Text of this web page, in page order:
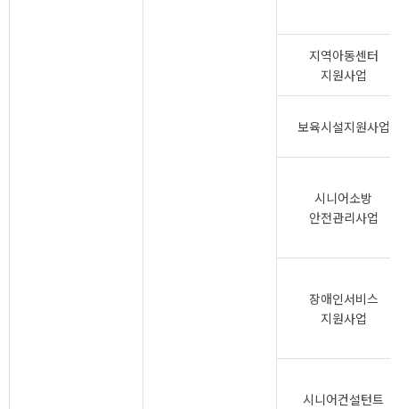
지역아동센터
지원사업
보육시설지원사업
시니어소방
안전관리사업
장애인서비스
지원사업
시니어컨설턴트